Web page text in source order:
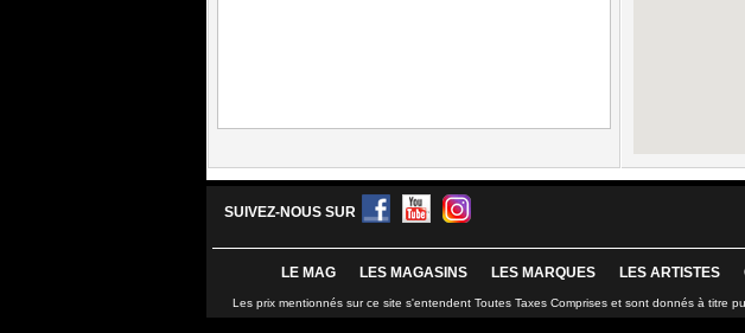
SUIVEZ-NOUS SUR
LE MAG LES MAGASINS LES MARQUES LES ARTISTES
Les prix mentionnés sur ce site s'entendent Toutes Taxes Comprises et sont donnés à titre